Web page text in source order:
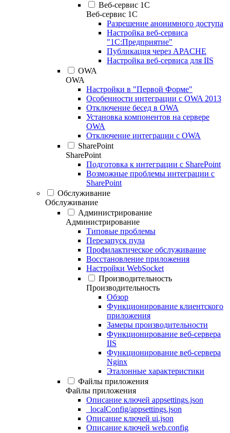
Веб-сервис 1С
Веб-сервис 1С
Разрешение анонимного доступа
Настройка веб-сервиса
"1С:Предприятие"
Публикация через APACHE
Настройка веб-сервиса для IIS
OWA
OWA
Настройки в "Первой Форме"
Особенности интеграции с OWA 2013
Отключение бесед в OWA
Установка компонентов на сервере
OWA
Отключение интеграции с OWA
SharePoint
SharePoint
Подготовка к интеграции с SharePoint
Возможные проблемы интеграции с
SharePoint
Обслуживание
Обслуживание
Администрирование
Администрирование
Типовые проблемы
Перезапуск пула
Профилактическое обслуживание
Восстановление приложения
Настройки WebSocket
Производительность
Производительность
Обзор
Функционирование клиентского
приложения
Замеры производительности
Функционирование веб-сервера
IIS
Функционирование веб-сервера
Nginx
Эталонные характеристики
Файлы приложения
Файлы приложения
Описание ключей appsettings.json
_localConfig/appsettings.json
Описание ключей ui.json
Описание ключей web.config